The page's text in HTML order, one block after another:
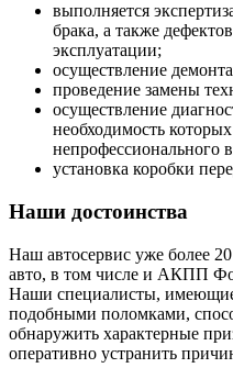
выполняется
брака, а также
эксплуатации;
осуществление
проведение замены
осуществление
необходимость
непрофессионального
установка коробки
Наши достоинства
Наш автосервис уже более
авто, в том числе и АКПП
Наши специалисты,
подобными поломками,
обнаружить характерные
оперативно устранить